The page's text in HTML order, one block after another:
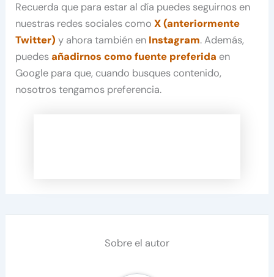
Recuerda que para estar al día puedes seguirnos en
nuestras redes sociales comoX (anteriormente
Twitter) y ahora también en Instagram. Además,
puedesañadirnos como fuente preferida en
Google para que, cuando busques contenido,
nosotros tengamos preferencia.
Sobre el autor